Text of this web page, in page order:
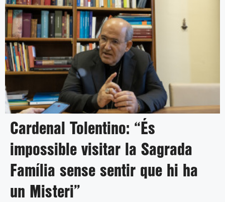
Cardenal Tolentino: “És
impossible visitar la Sagrada
Família sense sentir que hi ha
un Misteri”